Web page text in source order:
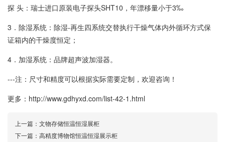
探 头：瑞士进口原装电子探头SHT10，年漂移量小于3‰
3．除湿系统：除湿-再生四系统交替执行干燥气体内外循环方式保
证箱内的干燥度恒定；
4．加湿系统：品牌超声波加湿器。
---注：尺寸和精度可以根据实际需要定制，欢迎咨询！
更多：http://www.gdhyxd.com/list-42-1.html
上一篇： 文物存储恒温恒湿展柜
下一篇： 高精度博物馆恒温恒湿展示柜